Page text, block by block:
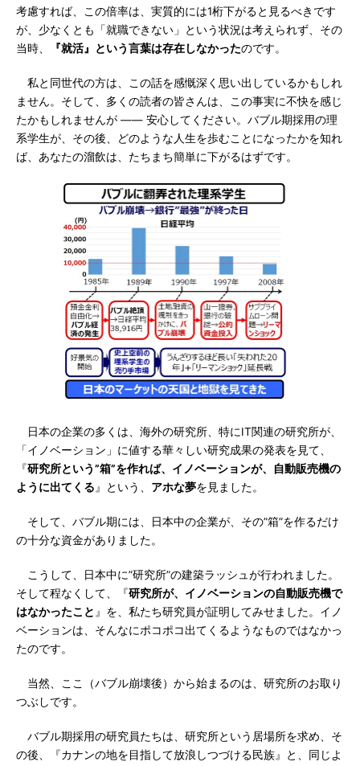
考慮すれば、この倍率は、実質的には1桁下がると見るべきです
が、少なくとも「就職できない」という状況は考えられず、その
当時、
『就活』という言葉は存在しなかったのです。
私と同世代の方は、この話を感慨深く思い出しているかもしれ
ません。そして、多くの読者の皆さんは、この事実に不快を感じ
たかもしれませんが ―― 安心してください。バブル期採用の理
系学生が、その後、どのような人生を歩むことになったかを知れ
ば、あなたの溜飲は、たちまち簡単に下がるはずです。
日本の企業の多くは、海外の研究所、特にIT関連の研究所が、
「イノベーション」に値する華々しい研究成果の発表を見て、
『研究所という”箱”を作れば、イノベーションが、自動販売機の
ように出てくる 』という、 アホな夢を見ました。
そして、バブル期には、日本中の企業が、その”箱”を作るだけ
の十分な資金がありました。
こうして、日本中に”研究所”の建築ラッシュが行われました。
そして程なくして、『研究所が、イノベーションの自動販売機で
はなかったこと 』を、私たち研究員が証明してみせました。イノ
ベーションは、そんなにポコポコ出てくるようなものではなかっ
たのです。
当然、ここ（バブル崩壊後）から始まるのは、研究所のお取り
つぶしです。
バブル期採用の研究員たちは、研究所という居場所を求め、そ
の後、『カナンの地を目指して放浪しつづける民族』と、同じよ